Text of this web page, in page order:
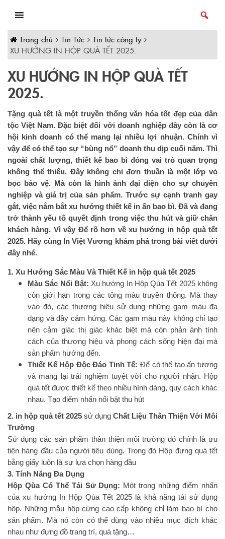
Trang chủ
Tin Tức
Tin tức công ty
XU HƯỚNG IN HỘP QUÀ TẾT 2025.
XU HƯỚNG IN HỘP QUÀ TẾT
2025.
Tặng quà tết là một truyền thống văn hóa tốt đẹp của dân
tộc Việt Nam. Đặc biệt đối với doanh nghiệp đây còn là cơ
hội kinh doanh có thể mang lại nhiều lợi nhuận. Chính vì
vậy để có thể tạo sự “bùng nổ” doanh thu dịp cuối năm. Thì
ngoài chất lượng, thiết kế bao bì đóng vai trò quan trọng
không thể thiếu. Đây không chỉ đơn thuần là một lớp vỏ
bọc bảo vệ. Mà còn là hình ảnh đại diện cho sự chuyên
nghiệp và giá trị của sản phẩm. Trước sự cạnh tranh gay
gắt, việc nắm bắt xu hướng thiết kế in ấn bao bì. Đã và đang
trở thành yếu tố quyết định trong việc thu hút và giữ chân
khách hàng. Vì vậy Để rõ hơn về xu hướng in hộp quà tết
2025. Hãy cùng In Việt Vương khám phá trong bài viết dưới
đây nhé.
1. Xu Hướng Sắc Màu Và Thiết Kế in hộp quà tết 2025
Màu Sắc Nổi Bật: Xu hướng In Hộp Qùa Tết 2025 không
còn giới hạn trong các tông màu truyền thống. Mà thay
vào đó, các thương hiệu sử dụng những gam màu đa
dạng và đầy cảm hứng. Các gam màu này không chỉ tạo
nên cảm giác thị giác khác biệt mà còn phản ánh tính
cách của thương hiệu và phong cách sống hiện đại mà
sản phẩm hướng đến.
Thiết Kế Hộp Độc Đáo Tinh Tế: Để có thể tạo ấn tượng
và mang lại trải nghiệm tuyệt vời cho người nhận. Hộp
quà tết được thiết kế theo nhiều hình dáng, quy cách khác
nhau. Tạo điểm nhấn nổi bật thu hút
2. in hộp quà tết 2025 sử dụng Chất Liệu Thân Thiện Với Môi
Trường
Sử dụng các sản phẩm thân thiện môi trường đó chính là ưu
tiên hàng đầu của người tiêu dùng. Trong đó Hộp đựng quà tết
bằng giấy luôn là sự lựa chọn hàng đầu
3. Tính Năng Đa Dụng
Hộp Qùa Có Thể Tái Sử Dụng: Một trong những điểm nhấn
của xu hướng In Hộp Qùa Tết 2025 là khả năng tái sử dụng
hộp. Những mẫu hộp cứng cao cấp không chỉ làm bao bì cho
sản phẩm. Mà nó còn có thể dùng vào nhiều mục đích khác
nhau như đựng đồ trang trí, quà tặng…